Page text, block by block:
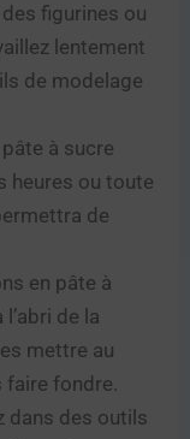
figurines ou
lentement
de modelage
à sucre
heures ou toute
de
en pâte à
de la
mettre au
faire fondre.
dans des outils